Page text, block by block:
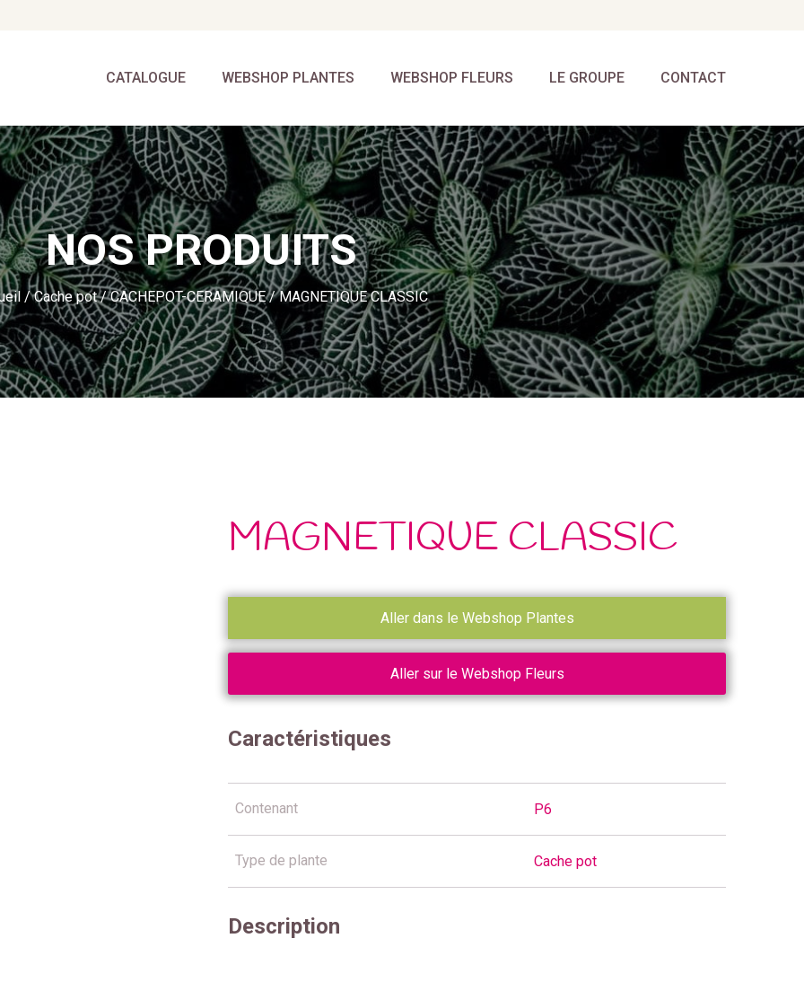
CATALOGUE WEBSHOP PLANTES WEBSHOP FLEURS LE GROUPE CONTACT
NOS PRODUITS
/Cache pot/CACHEPOT-CERAMIQUE/ MAGNETIQUE CLASSIC
MAGNETIQUE CLASSIC
Aller dans le Webshop Plantes
Aller sur le Webshop Fleurs
Caractéristiques
Contenant P6
Type de plante Cache pot
Description